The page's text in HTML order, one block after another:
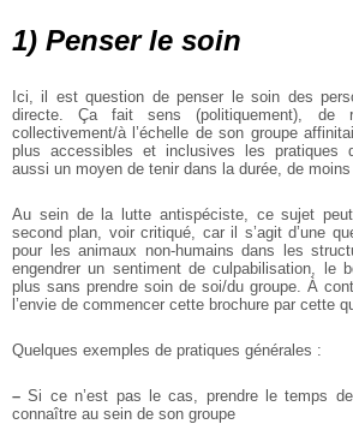
1) Penser le soin
Ici, il est question de penser le soin des
directe.
Ça fait sens (politiquement), de
collectivement/à l’échelle de son groupe
plus accessibles et inclusives les pratiques
aussi un moyen de tenir dans la durée, de moins
Au sein de la lutte antispéciste, ce sujet
second plan, voir critiqué, car il s’agit d’une
pour les animaux non-humains dans les
engendrer un sentiment de culpabilisation, le
plus sans prendre soin de soi/du groupe. À
l’envie de commencer cette brochure par cette
Quelques exemples de pratiques générales :
– Si ce n’est pas le cas, prendre le temps
connaître au sein de son groupe